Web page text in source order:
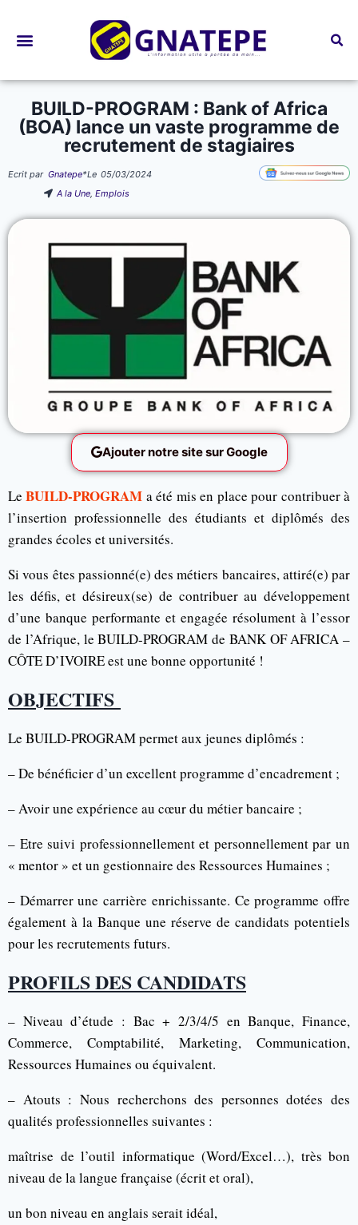
BUILD-PROGRAM : Bank of Africa
(BOA) lance un vaste programme de
recrutement de stagiaires
Ecrit par Gnatepe*Le 05/03/2024
A la Une,Emplois
Ajouter notre site sur Google
LeBUILD-PROGRAM a été mis en place pour contribuer à
l’insertion professionnelle des étudiants et diplômés des
grandes écoles et universités.
Si vous êtes passionné(e) des métiers bancaires, attiré(e) par
les défis, et désireux(se) de contribuer au développement
d’une banque performante et engagée résolument à l’essor
de l’Afrique, le BUILD-PROGRAM de BANK OF AFRICA –
CÔTE D’IVOIRE est une bonne opportunité !
OBJECTIFS
Le BUILD-PROGRAM permet aux jeunes diplômés :
– De bénéficier d’un excellent programme d’encadrement ;
– Avoir une expérience au cœur du métier bancaire ;
– Etre suivi professionnellement et personnellement par un
« mentor » et un gestionnaire des Ressources Humaines ;
– Démarrer une carrière enrichissante. Ce programme offre
également à la Banque une réserve de candidats potentiels
pour les recrutements futurs.
PROFILS DES CANDIDATS
– Niveau d’étude : Bac + 2/3/4/5 en Banque, Finance,
Commerce, Comptabilité, Marketing, Communication,
Ressources Humaines ou équivalent.
– Atouts : Nous recherchons des personnes dotées des
qualités professionnelles suivantes :
maîtrise de l’outil informatique (Word/Excel…), très bon
niveau de la langue française (écrit et oral),
un bon niveau en anglais serait idéal,